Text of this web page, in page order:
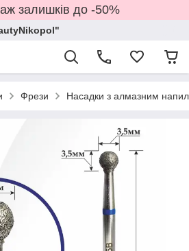
залишків до -50%
Фрези Насадки з алмазним